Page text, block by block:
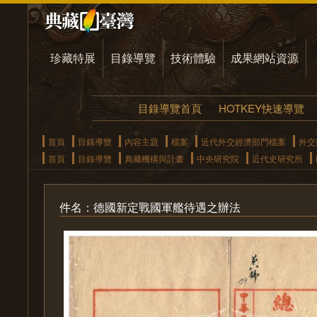
珍藏特展 目錄導覽 技術體驗 成果網站資源
目錄導覽首頁 HOTKEY快速導覽
首頁 目錄導覽 內容主題 檔案 近代外交經濟部門檔案
外
首頁
目錄導覽 典藏機構與計畫 中央研究院 近代史研究所
件名：德國新定戰國軍艦待遇之辦法